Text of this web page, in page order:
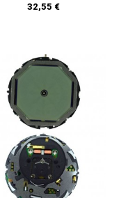
Prix
32,55 €